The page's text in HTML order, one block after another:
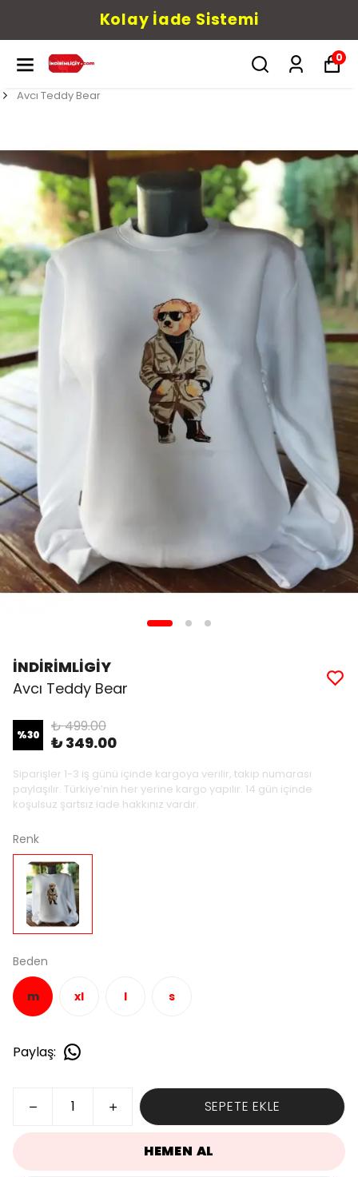
Kolay İade Sistemi
0
Avcı Teddy Bear
İNDİRİMLİGİY
Avcı Teddy Bear
%30 ₺ 499.00
₺ 349.00
Siparişler 1-3 iş günü içinde kargoya verilir, takip numarası
paylaşılır. Türkiye’nin her yerine kargo yapılır. 14 gün içinde
koşulsuz şartsız iade hakkınız vardır.
Renk
Beden
m xl l s
Paylaş:
SEPETE EKLE
HEMEN AL